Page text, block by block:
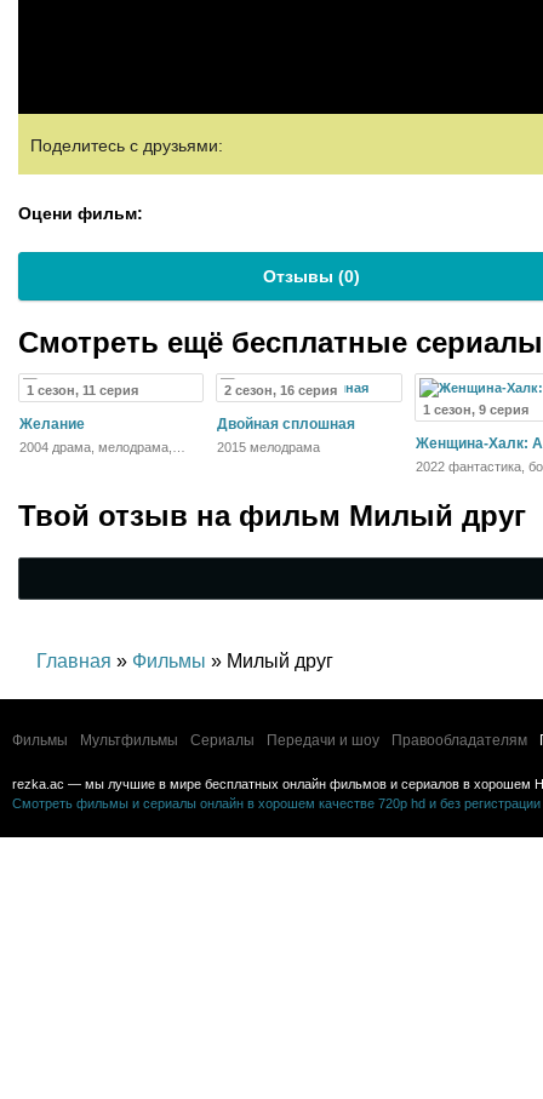
Поделитесь с друзьями:
Оцени фильм:
Отзывы (0)
Смотреть ещё бесплатные
1 сезон, 11 серия
Желание
2004 драма, мелодрама,
2 сезон, 16 серия
Двойная сплошная
2015 мелодрама
1 сезон, 9 серия
Женщина-Халк:
2022 фантастика,
Твой отзыв на фильм Милый друг
Главная » Фильмы » Милый друг
Фильмы Мультфильмы Сериалы Передачи и шоу Правообладателям
rezka.ac — мы лучшие в мире бесплатных онлайн фильмов и сериалов в хорошем
Смотреть фильмы и сериалы онлайн в хорошем качестве 720p hd и без